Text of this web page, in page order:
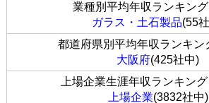
業種別平均年収ランキング
ガラス・土石製品(55
都道府県別平均年収ランキン
大阪府(425社中)
上場企業生涯年収ランキング
上場企業(3832社中)